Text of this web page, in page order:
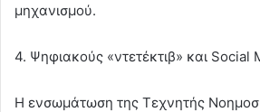
μηχανισμού.
4. Ψηφιακούς «ντετέκτιβ» και
Η ενσωμάτωση της Τεχνητής